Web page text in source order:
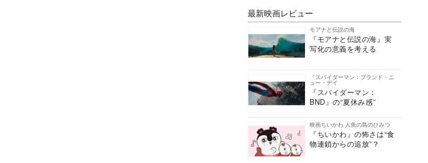
最新映画レビュー
モアナと伝説の海
『モアナと伝説の海』実
写化の意義を考える
『スパイダーマン：ブランド・ニ
ュー・デイ
『スパイダーマン：
BND』の“夏休み感”
映画ちいかわ 人魚の島のひみつ
『ちいかわ』の怖さは“食
物連鎖からの追放”？